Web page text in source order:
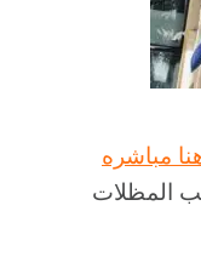
مباشره
المظلات